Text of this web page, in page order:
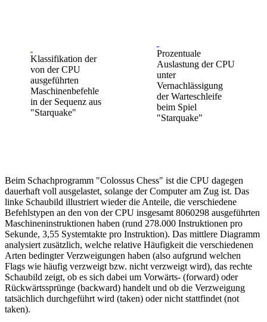
Klassifikation der
von der CPU
ausgeführten
Maschinenbefehle
in der Sequenz aus
"Starquake"
Prozentuale
Auslastung der CPU
unter
Vernachlässigung
der Warteschleife
beim Spiel
"Starquake"
Beim Schachprogramm "Colossus Chess" ist die CPU dagegen
dauerhaft voll ausgelastet, solange der Computer am Zug ist. Das
linke Schaubild illustriert wieder die Anteile, die verschiedene
Befehlstypen an den von der CPU insgesamt 8060298 ausgeführten
Maschineninstruktionen haben (rund 278.000 Instruktionen pro
Sekunde, 3,55 Systemtakte pro Instruktion). Das mittlere Diagramm
analysiert zusätzlich, welche relative Häufigkeit die verschiedenen
Arten bedingter Verzweigungen haben (also aufgrund welchen
Flags wie häufig verzweigt bzw. nicht verzweigt wird), das rechte
Schaubild zeigt, ob es sich dabei um Vorwärts- (forward) oder
Rückwärtssprünge (backward) handelt und ob die Verzweigung
tatsächlich durchgeführt wird (taken) oder nicht stattfindet (not
taken).